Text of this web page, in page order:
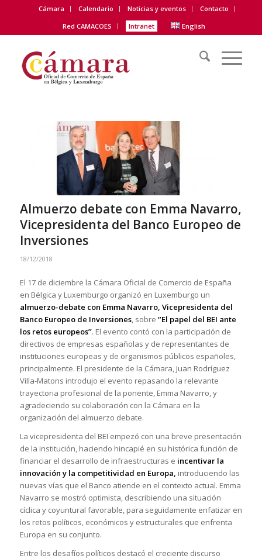
Cámara Calendario Noticias y eventos
Contacto
Red CAMACOES
Intranet English
Almuerzo debate con Emma Navarro,
Vicepresidenta del Banco Europeo de
Inversiones
18/12/2018
El 17 de diciembre la Cámara Oficial de Comercio de España
en Bélgica y Luxemburgo organizó en Luxemburgo un
almuerzo-debate con Emma Navarro, Vicepresidenta del
Banco Europeo de Inversiones, sobre ‘’El papel del BEI ante
los retos europeos’’. El evento contó con la participación de
directivos de empresas españolas y de representantes de
instituciones europeas y de organismos públicos españoles,
principalmente. El presidente de la Cámara, Juan Rodríguez
Villa-Matons introdujo el evento repasando la relevante
trayectoria profesional de la ponente, Emma Navarro, y
agradeciendo su colaboración con la Cámara en la
organización del almuerzo debate.
La vicepresidenta del BEI empezó con una breve presentación
de la institución, haciendo hincapié en su histórica función de
financiar el desarrollo de infraestructuras e incentivar la
innovación y la competitividad en Europa, introduciendo las
nuevas vías que el Banco atiende en el contexto actual. Emma
Navarro se mostró optimista, describiendo una situación
cíclica y coyuntural favorable, para seguidamente enfatizar en
los retos políticos, económicos y estructurales que enfrenta
Europa en su conjunto.
Entre los desafíos políticos destacó el creciente discurso